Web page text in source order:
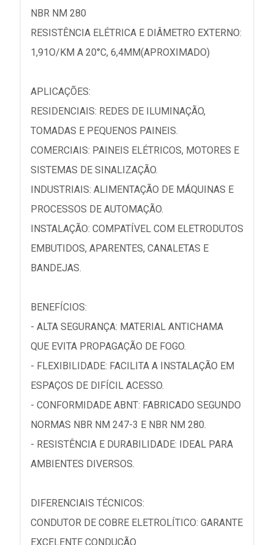
NBR NM 280
RESISTÊNCIA ELÉTRICA E DIÂMETRO EXTERNO:
1,91O/KM A 20°C, 6,4MM(APROXIMADO)
APLICAÇÕES:
RESIDENCIAIS: REDES DE ILUMINAÇÃO,
TOMADAS E PEQUENOS PAINEIS.
COMERCIAIS: PAINEIS ELÉTRICOS, MOTORES E
SISTEMAS DE SINALIZAÇÃO.
INDUSTRIAIS: ALIMENTAÇÃO DE MÁQUINAS E
PROCESSOS DE AUTOMAÇÃO.
INSTALAÇÃO: COMPATÍVEL COM ELETRODUTOS
EMBUTIDOS, APARENTES, CANALETAS E
BANDEJAS.
BENEFÍCIOS:
- ALTA SEGURANÇA: MATERIAL ANTICHAMA
QUE EVITA PROPAGAÇÃO DE FOGO.
- FLEXIBILIDADE: FACILITA A INSTALAÇÃO EM
ESPAÇOS DE DIFÍCIL ACESSO.
- CONFORMIDADE ABNT: FABRICADO SEGUNDO
NORMAS NBR NM 247-3 E NBR NM 280.
- RESISTÊNCIA E DURABILIDADE: IDEAL PARA
AMBIENTES DIVERSOS.
DIFERENCIAIS TÉCNICOS:
CONDUTOR DE COBRE ELETROLÍTICO: GARANTE
EXCELENTE CONDUÇÃO.